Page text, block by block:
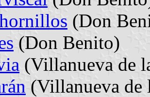
(Don
(Don Benito)
(Villanueva de
(Villanueva de